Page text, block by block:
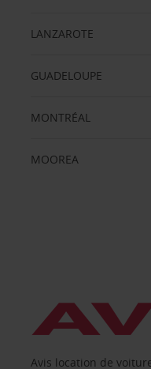
LANZAROTE
GUADELOUPE
MONTRÉAL
MOOREA
Avis location de